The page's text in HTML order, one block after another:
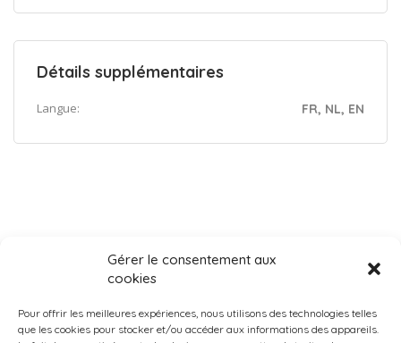
Gérer le consentement aux
cookies
Pour offrir les meilleures expériences, nous utilisons des technologies telles
que les cookies pour stocker et/ou accéder aux informations des appareils.
Détails supplémentaires
Langue: FR, NL, EN